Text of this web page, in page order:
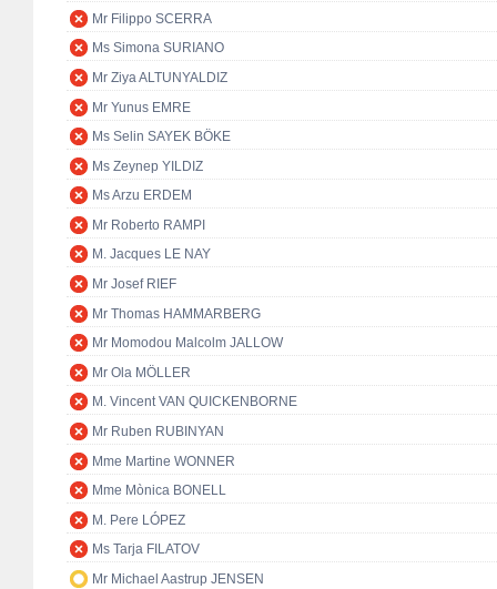
Mr Filippo SCERRA
Ms Simona SURIANO
Mr Ziya ALTUNYALDIZ
Mr Yunus EMRE
Ms Selin SAYEK BÖKE
Ms Zeynep YILDIZ
Ms Arzu ERDEM
Mr Roberto RAMPI
M. Jacques LE NAY
Mr Josef RIEF
Mr Thomas HAMMARBERG
Mr Momodou Malcolm JALLOW
Mr Ola MÖLLER
M. Vincent VAN QUICKENBORNE
Mr Ruben RUBINYAN
Mme Martine WONNER
Mme Mònica BONELL
M. Pere LÓPEZ
Ms Tarja FILATOV
Mr Michael Aastrup JENSEN